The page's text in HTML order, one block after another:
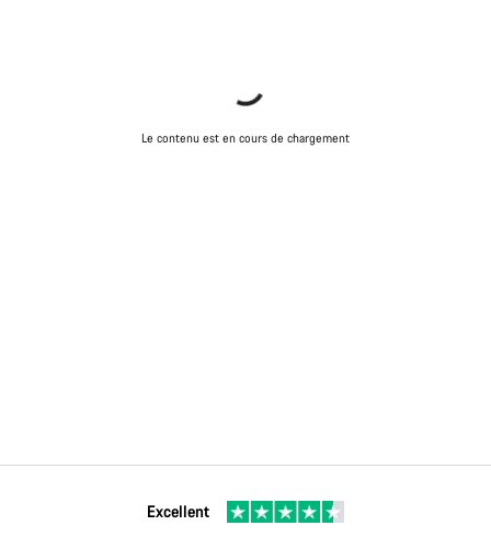
Le contenu est en cours de chargement
Excellent